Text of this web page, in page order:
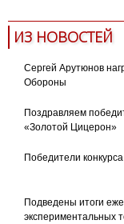
ИЗ НОВОСТЕЙ
Сергей Арутюнов
Обороны
Поздравляем
«Золотой Цицерон»
Победители
Подведены итоги
экспериментальных